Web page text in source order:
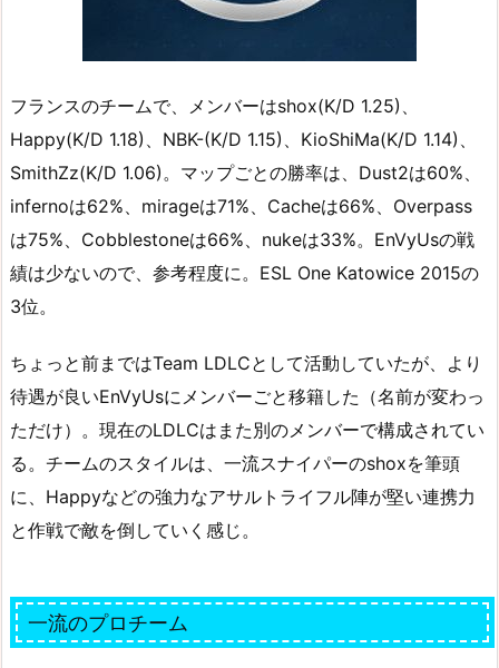
フランスのチームで、メンバーはshox(K/D 1.25)、
Happy(K/D 1.18)、NBK-(K/D 1.15)、KioShiMa(K/D 1.14)、
SmithZz(K/D 1.06)。マップごとの勝率は、Dust2は60%、
infernoは62%、mirageは71%、Cacheは66%、Overpass
は75%、Cobblestoneは66%、nukeは33%。EnVyUsの戦
績は少ないので、参考程度に。ESL One Katowice 2015の
3位。
ちょっと前まではTeam LDLCとして活動していたが、より
待遇が良いEnVyUsにメンバーごと移籍した（名前が変わっ
ただけ）。現在のLDLCはまた別のメンバーで構成されてい
る。チームのスタイルは、一流スナイパーのshoxを筆頭
に、Happyなどの強力なアサルトライフル陣が堅い連携力
と作戦で敵を倒していく感じ。
一流のプロチーム